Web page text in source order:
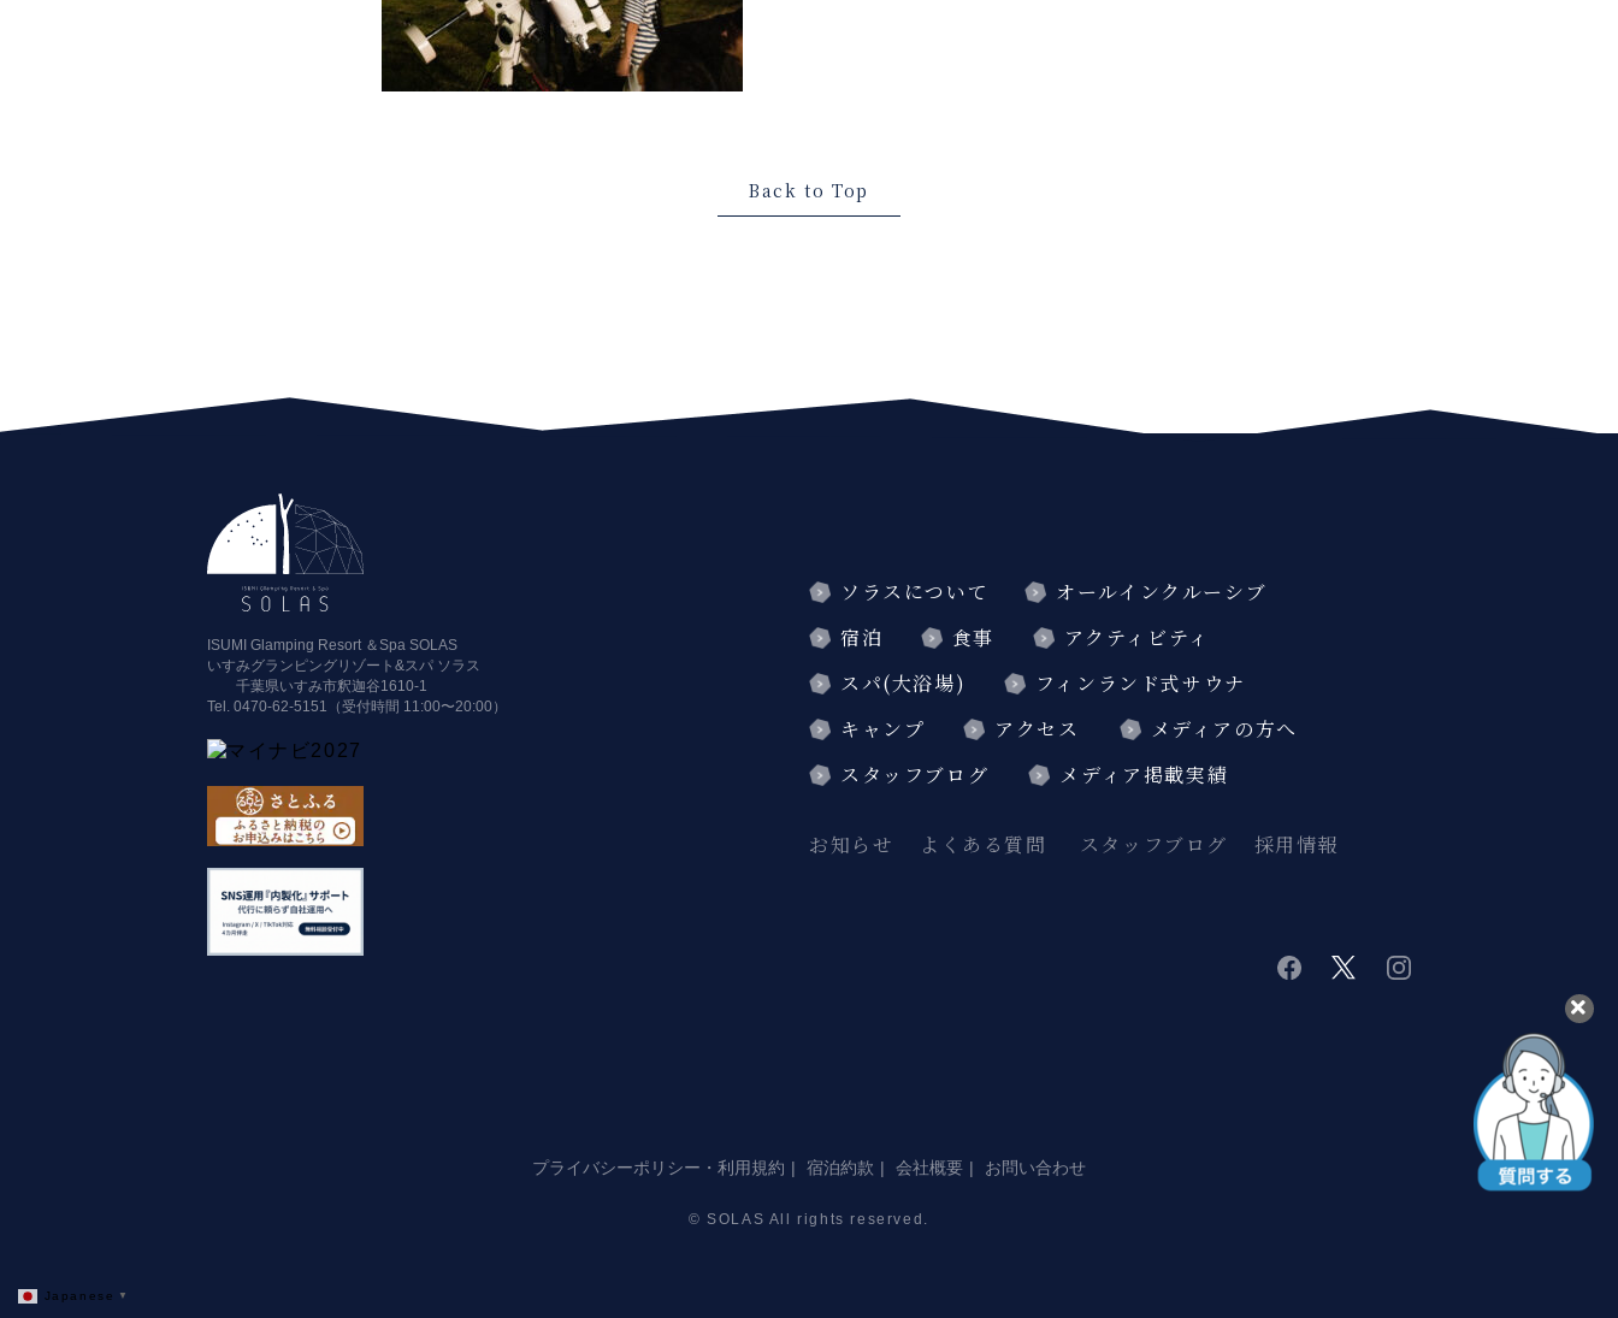
Back to Top
ISUMI Glamping Resort ＆Spa SOLAS
いすみグランピングリゾート&スパ ソラス
千葉県いすみ市釈迦谷1610-1
Tel. 0470-62-5151（受付時間 11:00〜20:00）
ソラスについて
オールインクルーシブ
宿泊
食事
アクティビティ
スパ(大浴場)
フィンランド式サウナ
キャンプ
アクセス
メディアの方へ
スタッフブログ
メディア掲載実績
お知らせ よくある質問 スタッフブログ 採用情報
facebook
twitterinstagram
プライバシーポリシー・利用規約 宿泊約款 会社概要 お問い合わせ
© SOLAS All rights reserved.
Japanese ▼